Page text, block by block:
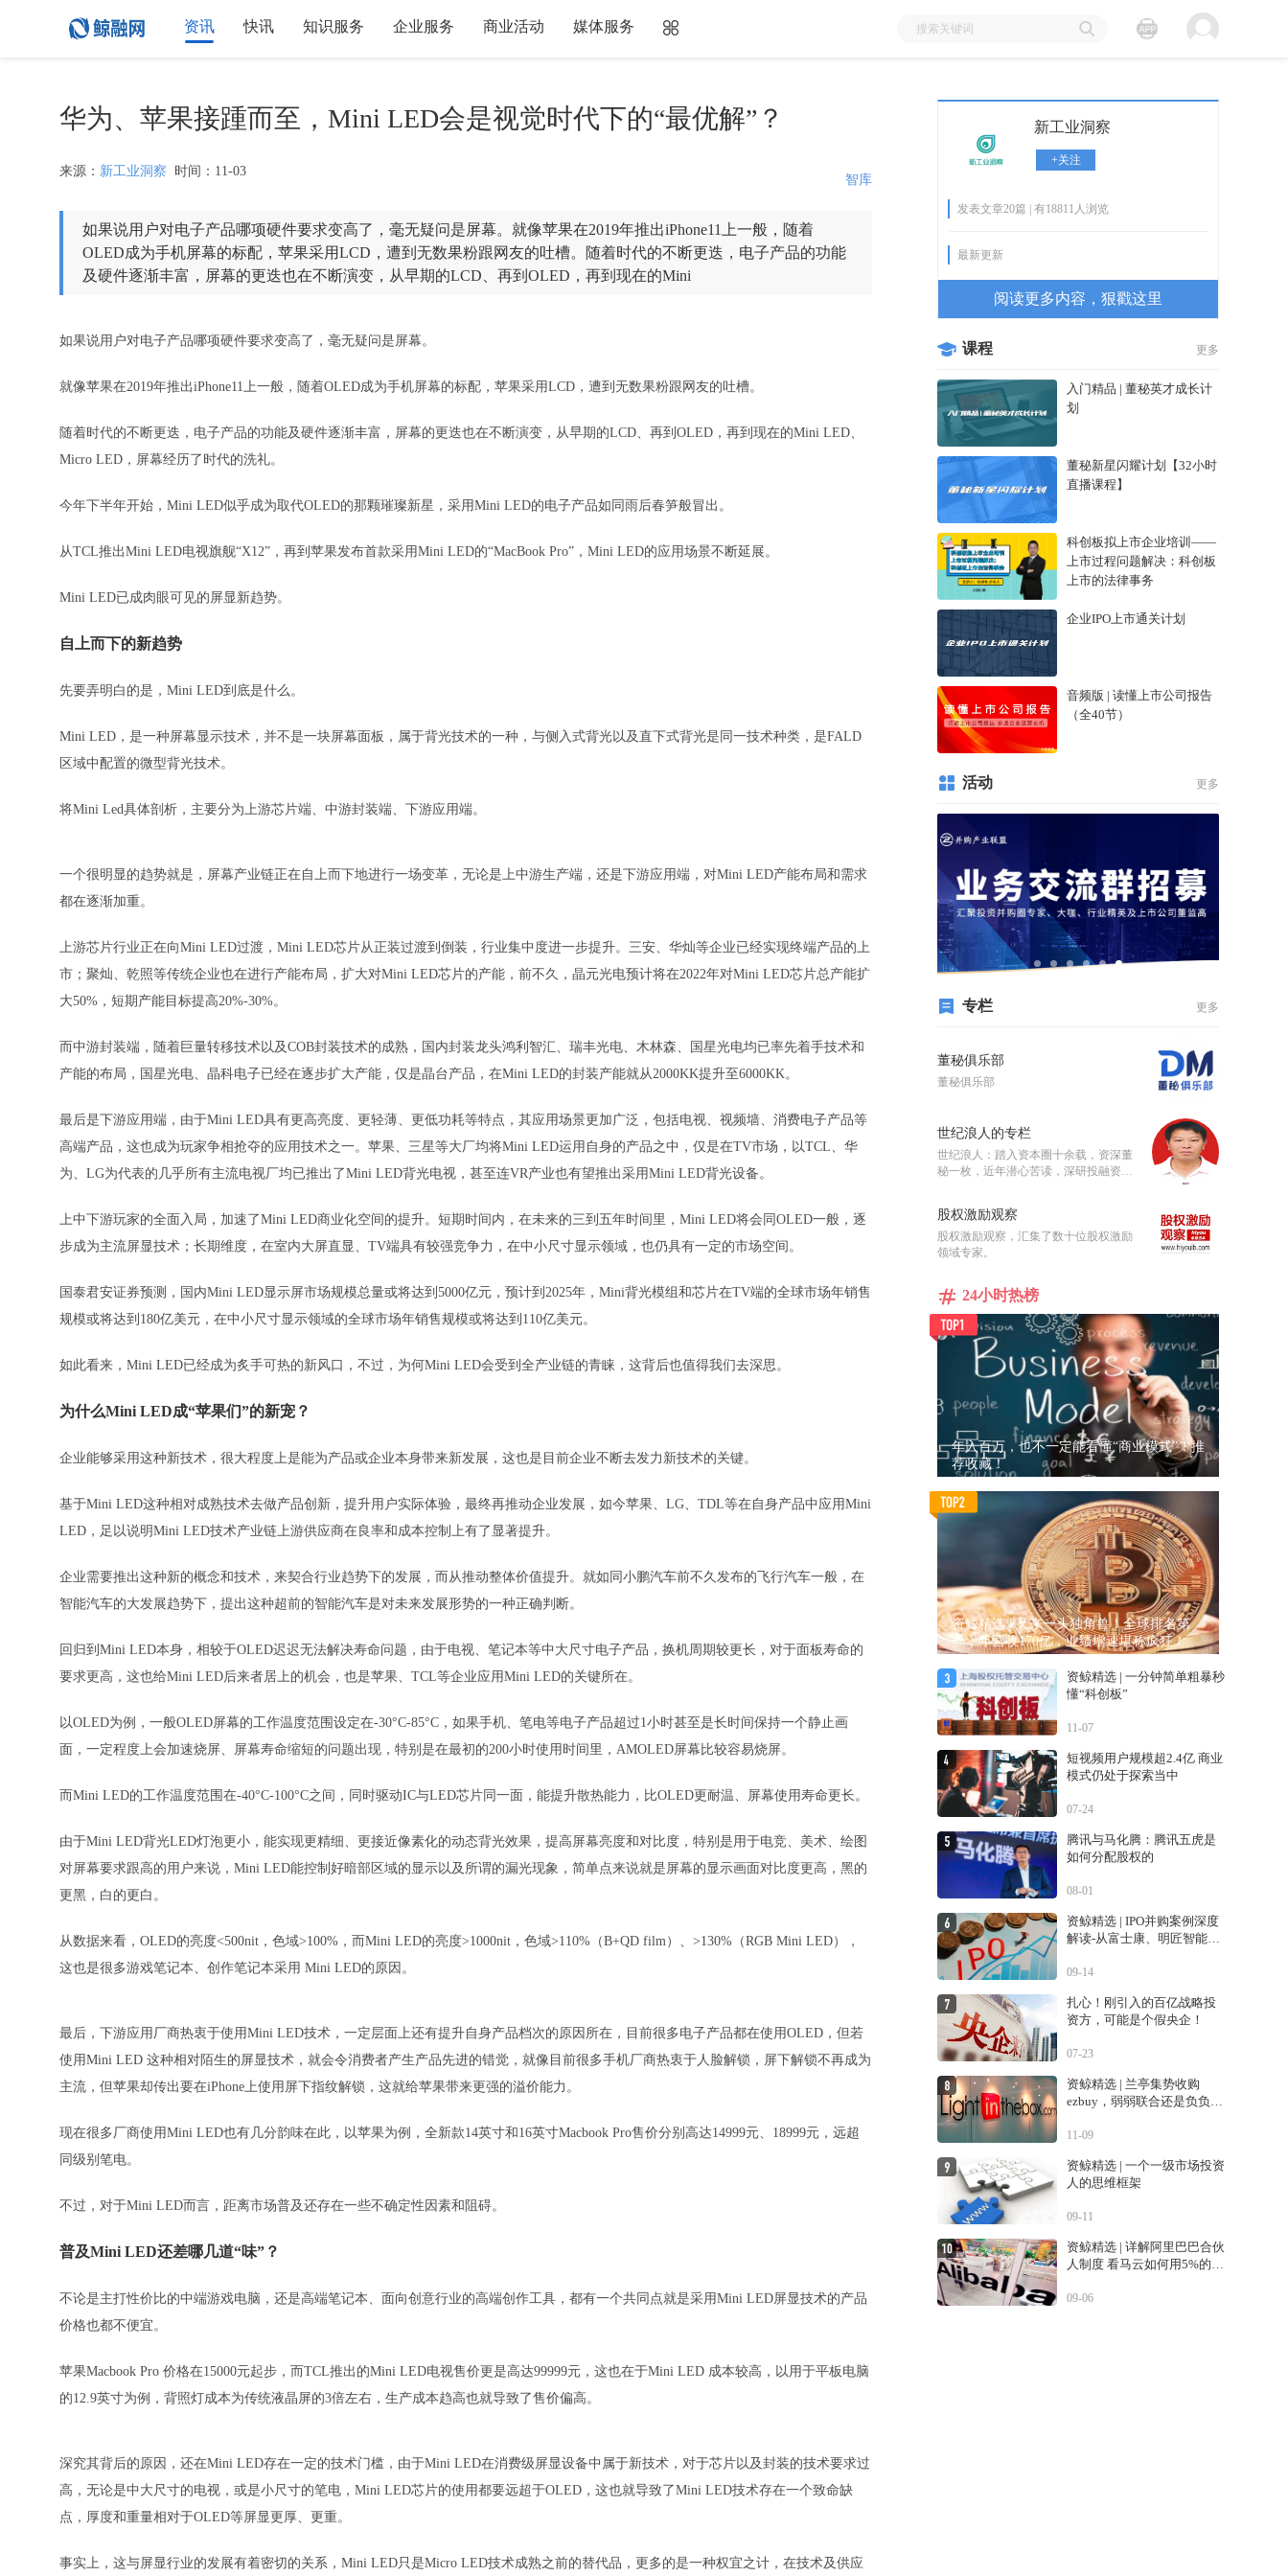
资讯 快讯 知识服务 企业服务 商业活动 媒体服务
华为、苹果接踵而至，Mini LED会是视觉时代下的“最优解”？
来源： 新工业洞察 时间：11-03
智库
如果说用户对电子产品哪项硬件要求变高了，毫无疑问是屏幕。就像苹果在2019年推出iPhone11上一般，随着
OLED成为手机屏幕的标配，苹果采用LCD，遭到无数果粉跟网友的吐槽。随着时代的不断更迭，电子产品的功能
及硬件逐渐丰富，屏幕的更迭也在不断演变，从早期的LCD、再到OLED，再到现在的Mini
如果说用户对电子产品哪项硬件要求变高了，毫无疑问是屏幕。
就像苹果在2019年推出iPhone11上一般，随着OLED成为手机屏幕的标配，苹果采用LCD，遭到无数果粉跟网友的吐槽。
随着时代的不断更迭，电子产品的功能及硬件逐渐丰富，屏幕的更迭也在不断演变，从早期的LCD、再到OLED，再到现在的Mini LED、
Micro LED，屏幕经历了时代的洗礼。
今年下半年开始，Mini LED似乎成为取代OLED的那颗璀璨新星，采用Mini LED的电子产品如同雨后春笋般冒出。
从TCL推出Mini LED电视旗舰“X12”，再到苹果发布首款采用Mini LED的“MacBook Pro”，Mini LED的应用场景不断延展。
Mini LED已成肉眼可见的屏显新趋势。
自上而下的新趋势
先要弄明白的是，Mini LED到底是什么。
Mini LED，是一种屏幕显示技术，并不是一块屏幕面板，属于背光技术的一种，与侧入式背光以及直下式背光是同一技术种类，是FALD
区域中配置的微型背光技术。
将Mini Led具体剖析，主要分为上游芯片端、中游封装端、下游应用端。
一个很明显的趋势就是，屏幕产业链正在自上而下地进行一场变革，无论是上中游生产端，还是下游应用端，对Mini LED产能布局和需求
都在逐渐加重。
上游芯片行业正在向Mini LED过渡，Mini LED芯片从正装过渡到倒装，行业集中度进一步提升。三安、华灿等企业已经实现终端产品的上
市；聚灿、乾照等传统企业也在进行产能布局，扩大对Mini LED芯片的产能，前不久，晶元光电预计将在2022年对Mini LED芯片总产能扩
大50%，短期产能目标提高20%-30%。
而中游封装端，随着巨量转移技术以及COB封装技术的成熟，国内封装龙头鸿利智汇、瑞丰光电、木林森、国星光电均已率先着手技术和
产能的布局，国星光电、晶科电子已经在逐步扩大产能，仅是晶台产品，在Mini LED的封装产能就从2000KK提升至6000KK。
最后是下游应用端，由于Mini LED具有更高亮度、更轻薄、更低功耗等特点，其应用场景更加广泛，包括电视、视频墙、消费电子产品等
高端产品，这也成为玩家争相抢夺的应用技术之一。苹果、三星等大厂均将Mini LED运用自身的产品之中，仅是在TV市场，以TCL、华
为、LG为代表的几乎所有主流电视厂均已推出了Mini LED背光电视，甚至连VR产业也有望推出采用Mini LED背光设备。
上中下游玩家的全面入局，加速了Mini LED商业化空间的提升。短期时间内，在未来的三到五年时间里，Mini LED将会同OLED一般，逐
步成为主流屏显技术；长期维度，在室内大屏直显、TV端具有较强竞争力，在中小尺寸显示领域，也仍具有一定的市场空间。
国泰君安证券预测，国内Mini LED显示屏市场规模总量或将达到5000亿元，预计到2025年，Mini背光模组和芯片在TV端的全球市场年销售
规模或将达到180亿美元，在中小尺寸显示领域的全球市场年销售规模或将达到110亿美元。
如此看来，Mini LED已经成为炙手可热的新风口，不过，为何Mini LED会受到全产业链的青睐，这背后也值得我们去深思。
为什么Mini LED成“苹果们”的新宠？
企业能够采用这种新技术，很大程度上是能为产品或企业本身带来新发展，这也是目前企业不断去发力新技术的关键。
基于Mini LED这种相对成熟技术去做产品创新，提升用户实际体验，最终再推动企业发展，如今苹果、LG、TDL等在自身产品中应用Mini
LED，足以说明Mini LED技术产业链上游供应商在良率和成本控制上有了显著提升。
企业需要推出这种新的概念和技术，来契合行业趋势下的发展，而从推动整体价值提升。就如同小鹏汽车前不久发布的飞行汽车一般，在
智能汽车的大发展趋势下，提出这种超前的智能汽车是对未来发展形势的一种正确判断。
回归到Mini LED本身，相较于OLED迟迟无法解决寿命问题，由于电视、笔记本等中大尺寸电子产品，换机周期较更长，对于面板寿命的
要求更高，这也给Mini LED后来者居上的机会，也是苹果、TCL等企业应用Mini LED的关键所在。
以OLED为例，一般OLED屏幕的工作温度范围设定在-30°C-85°C，如果手机、笔电等电子产品超过1小时甚至是长时间保持一个静止画
面，一定程度上会加速烧屏、屏幕寿命缩短的问题出现，特别是在最初的200小时使用时间里，AMOLED屏幕比较容易烧屏。
而Mini LED的工作温度范围在-40°C-100°C之间，同时驱动IC与LED芯片同一面，能提升散热能力，比OLED更耐温、屏幕使用寿命更长。
由于Mini LED背光LED灯泡更小，能实现更精细、更接近像素化的动态背光效果，提高屏幕亮度和对比度，特别是用于电竞、美术、绘图
对屏幕要求跟高的用户来说，Mini LED能控制好暗部区域的显示以及所谓的漏光现象，简单点来说就是屏幕的显示画面对比度更高，黑的
更黑，白的更白。
从数据来看，OLED的亮度<500nit，色域>100%，而Mini LED的亮度>1000nit，色域>110%（B+QD film）、>130%（RGB Mini LED），
这也是很多游戏笔记本、创作笔记本采用 Mini LED的原因。
最后，下游应用厂商热衷于使用Mini LED技术，一定层面上还有提升自身产品档次的原因所在，目前很多电子产品都在使用OLED，但若
使用Mini LED 这种相对陌生的屏显技术，就会令消费者产生产品先进的错觉，就像目前很多手机厂商热衷于人脸解锁，屏下解锁不再成为
主流，但苹果却传出要在iPhone上使用屏下指纹解锁，这就给苹果带来更强的溢价能力。
现在很多厂商使用Mini LED也有几分韵味在此，以苹果为例，全新款14英寸和16英寸Macbook Pro售价分别高达14999元、18999元，远超
同级别笔电。
不过，对于Mini LED而言，距离市场普及还存在一些不确定性因素和阻碍。
普及Mini LED还差哪几道“味”？
不论是主打性价比的中端游戏电脑，还是高端笔记本、面向创意行业的高端创作工具，都有一个共同点就是采用Mini LED屏显技术的产品
价格也都不便宜。
苹果Macbook Pro 价格在15000元起步，而TCL推出的Mini LED电视售价更是高达99999元，这也在于Mini LED 成本较高，以用于平板电脑
的12.9英寸为例，背照灯成本为传统液晶屏的3倍左右，生产成本趋高也就导致了售价偏高。
深究其背后的原因，还在Mini LED存在一定的技术门槛，由于Mini LED在消费级屏显设备中属于新技术，对于芯片以及封装的技术要求过
高，无论是中大尺寸的电视，或是小尺寸的笔电，Mini LED芯片的使用都要远超于OLED，这也就导致了Mini LED技术存在一个致命缺
点，厚度和重量相对于OLED等屏显更厚、更重。
事实上，这与屏显行业的发展有着密切的关系，Mini LED只是Micro LED技术成熟之前的替代品，更多的是一种权宜之计，在技术及供应
新工业洞察
+关注
发表文章20篇 | 有18811人浏览
最新更新
阅读更多内容，狠戳这里
课程 更多
入门精品 | 董秘英才成长计
划
董秘新星闪耀计划【32小时
直播课程】
科创板拟上市企业培训——
上市过程问题解决：科创板
上市的法律事务
企业IPO上市通关计划
音频版 | 读懂上市公司报告
（全40节）
活动 更多
专栏 更多
董秘俱乐部
董秘俱乐部
世纪浪人的专栏
世纪浪人：踏入资本圈十余载，资深董
秘一枚，近年潜心苦读，深研投融资、
股权激励观察
股权激励观察，汇集了数十位股权激励
领域专家。
24小时热榜
年入百万，也不一定能看懂“商业模式”！推
荐收藏！
资鲸精选 | 又来一头独角兽！全球排名第
一，年营收170亿，业绩增速堪称疯狂！
资鲸精选 | 一分钟简单粗暴秒
懂“科创板”
11-07
短视频用户规模超2.4亿 商业
模式仍处于探索当中
07-24
腾讯与马化腾：腾讯五虎是
如何分配股权的
08-01
资鲸精选 | IPO并购案例深度
解读-从富士康、明匠智能、
09-14
扎心！刚引入的百亿战略投
资方，可能是个假央企！
07-23
资鲸精选 | 兰亭集势收购
ezbuy，弱弱联合还是负负得
11-09
资鲸精选 | 一个一级市场投资
人的思维框架
09-11
资鲸精选 | 详解阿里巴巴合伙
人制度 看马云如何用5%的股
09-06